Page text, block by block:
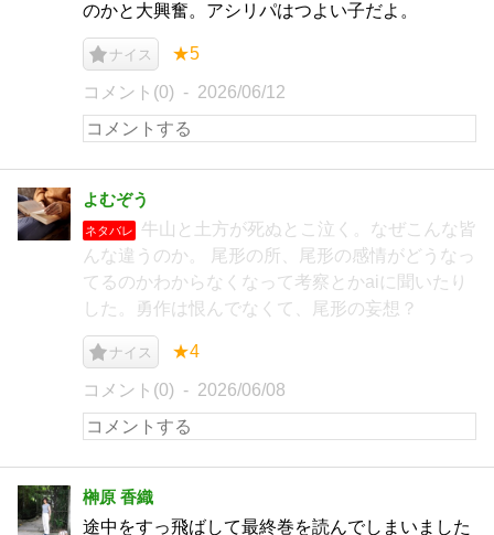
のかと大興奮。アシリパはつよい子だよ。
ナイス ★5
コメント(0) 2026/06/12
よむぞう
ネタバレ
牛山と土方が死ぬとこ泣く。なぜこんな皆
んな違うのか。 尾形の所、尾形の感情がどうなっ
てるのかわからなくなって考察とかaiに聞いたり
した。勇作は恨んでなくて、尾形の妄想？
ナイス ★4
コメント(0) 2026/06/08
榊原 香織
途中をすっ飛ばして最終巻を読んでしまいました